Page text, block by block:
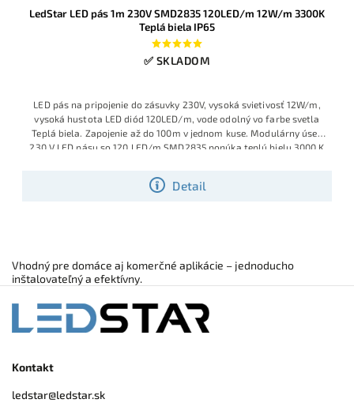
LedStar LED pás 1m 230V SMD2835 120LED/m 12W/m 3300K
Teplá biela IP65
✅ SKLADOM
Detail
LED pás na pripojenie do zásuvky 230V, vysoká svietivosť 12W/m,
vysoká hustota LED diód 120LED/m, vode odolný vo farbe svetla
Teplá biela. Zapojenie až do 100m v jednom kuse. Modulárny úsek
230 V LED pásu so 120 LED/m SMD2835 ponúka teplú bielu 3000 K
IP65, takže je chránený pred prachom a striekajúcou vodou a
vhodný aj pre náročnejšie prostredia.
Vhodný pre domáce aj komerčné aplikácie – jednoducho
inštalovateľný a efektívny.
Kontakt
ledstar@ledstar.sk